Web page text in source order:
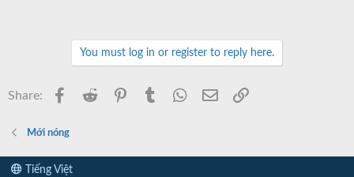
You must log in or register to reply here.
Share: Facebook
Reddit PinterestTumblr WhatsApp
Email
Mới nóng
Tiếng Việt